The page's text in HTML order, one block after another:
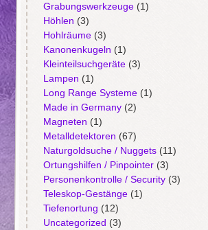
Grabungswerkzeuge(1)
Höhlen (3)
Hohlräume(3)
Kanonenkugeln (1)
Kleinteilsuchgeräte(3)
Lampen (1)
Long Range Systeme(1)
Made in Germany(2)
Magneten (1)
Metalldetektoren (67)
Naturgoldsuche / Nuggets(11)
Ortungshilfen / Pinpointer(3)
Personenkontrolle / Security(3)
Teleskop-Gestänge(1)
Tiefenortung (12)
Uncategorized (3)